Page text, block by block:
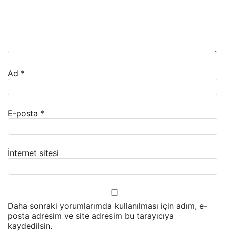
Ad *
E-posta *
İnternet sitesi
Daha sonraki yorumlarımda kullanılması için adım, e-
posta adresim ve site adresim bu tarayıcıya
kaydedilsin.